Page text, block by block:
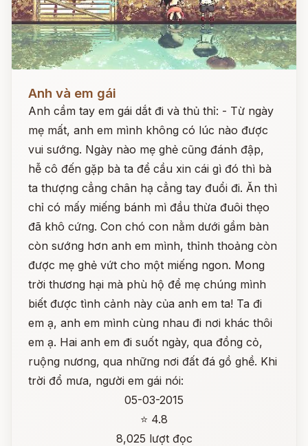
Anh và em gái
Anh cầm tay em gái dắt đi và thủ thỉ: - Từ ngày
mẹ mất, anh em mình không có lúc nào được
vui sướng. Ngày nào mẹ ghẻ cũng đánh đập,
hễ cô đến gặp bà ta để cầu xin cái gì đó thì bà
ta thượng cẳng chân hạ cẳng tay đuổi đi. Ăn thì
chỉ có mấy miếng bánh mì đầu thừa đuôi thẹo
đã khô cứng. Con chó con nằm dưới gầm bàn
còn sướng hơn anh em mình, thỉnh thoảng còn
được mẹ ghẻ vứt cho một miếng ngon. Mong
trời thương hại mà phù hộ để mẹ chúng mình
biết được tình cảnh này của anh em ta! Ta đi
em ạ, anh em mình cùng nhau đi nơi khác thôi
em ạ. Hai anh em đi suốt ngày, qua đồng cỏ,
ruộng nương, qua những nơi đất đá gồ ghề. Khi
trời đổ mưa, người em gái nói:
05-03-2015
⭐ 4.8
8,025 lượt đọc